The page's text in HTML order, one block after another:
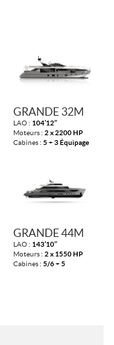
GRANDE 32M
LAO : 104’12’’
Moteurs : 2 x 2200 HP
Cabines : 5 + 3 Équipage
GRANDE 44M
LAO : 143’10’’
Moteurs : 2 x 1550 HP
Cabines : 5/6 + 5